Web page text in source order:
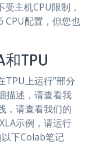
主机CPU限制，
配置，但您也
TPU
TPU上运行”部分
描述，请查看我
，请查看我们的
示例，请运行
下Colab笔记